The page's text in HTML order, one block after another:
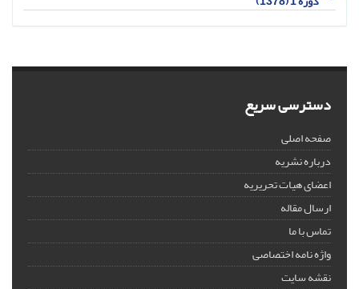
دسترسی سریع
صفحه اصلی
درباره نشریه
اعضای هیات تحریریه
ارسال مقاله
تماس با ما
واژه نامه اختصاصی
نقشه سایت